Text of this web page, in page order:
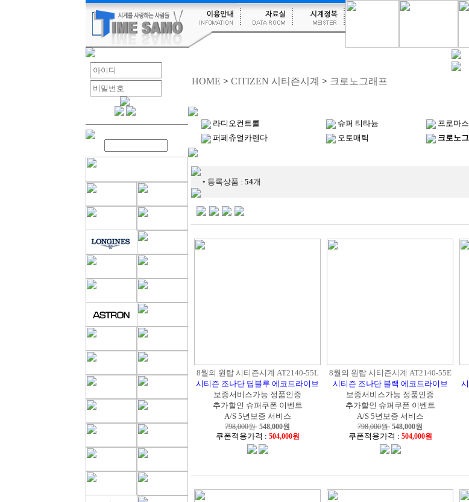
HOME > CITIZEN 시티즌시계 > 크로노그래프
라디오컨트롤 슈퍼 티타늄 프로마
퍼페츄얼카렌다
오토매틱 크로노
• 등록상품 : 54개
8월의 원탑 시티즌시계 AT2140-55L
시티즌 조나단 딥블루 에코드라이브
보증서비스가능 정품인증
추가할인 슈퍼쿠폰 이벤트
A/S 5년보증 서비스
798,000원 548,000원
쿠폰적용가격 : 504,000원
8월의 원탑 시티즌시계 AT2140-55E
시티즌 조나단 블랙 에코드라이브
보증서비스가능 정품인증
추가할인 슈퍼쿠폰 이벤트
A/S 5년보증 서비스
798,000원 548,000원
쿠폰적용가격 : 504,000원